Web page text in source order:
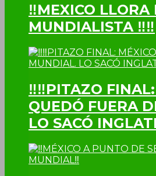
‼MEXICO LLORA
MUNDIALISTA ‼‼
‼‼PITAZO
QUEDÓ FUERA
LO SACÓ